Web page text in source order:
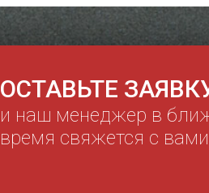
ОСТАВЬТЕ
и наш менеджер в
время свяжется с вами